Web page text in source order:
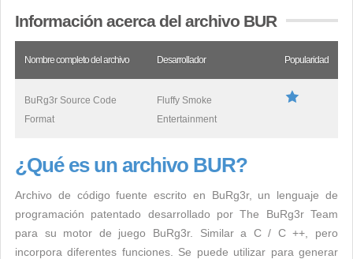
Información acerca del archivo BUR
Nombre completo del archivo Desarrollador Popularidad
BuRg3r Source Code
Format
Fluffy Smoke
Entertainment
¿Qué es un archivo BUR?
Archivo de código fuente escrito en BuRg3r, un lenguaje de
programación patentado desarrollado por The BuRg3r Team
para su motor de juego BuRg3r. Similar a C / C ++, pero
incorpora diferentes funciones. Se puede utilizar para generar